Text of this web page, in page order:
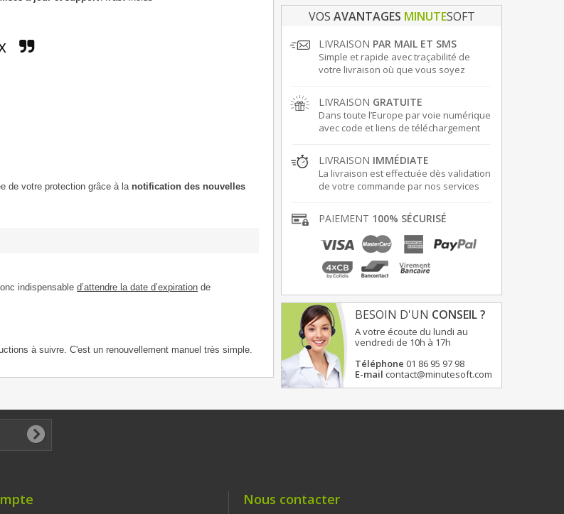
de votre protection grâce à la notification des nouvelles
indispensable d’attendre la date d’expiration de
à suivre. C'est un renouvellement manuel très simple.
VOS AVANTAGES MINUTESOFT
LIVRAISON PAR MAIL ET SMS
Simple et rapide avec traçabilité de
votre livraison où que vous soyez
LIVRAISON GRATUITE
Dans toute l’Europe par voie numérique
avec code et liens de téléchargement
LIVRAISON IMMÉDIATE
La livraison est effectuée dès validation
de votre commande par nos services
PAIEMENT 100% SÉCURISÉ
BESOIN D'UN CONSEIL ?
A votre écoute du lundi au
vendredi de 10h à 17h
Téléphone 01 86 95 97 98
E-mail contact@minutesoft.com
Nous contacter